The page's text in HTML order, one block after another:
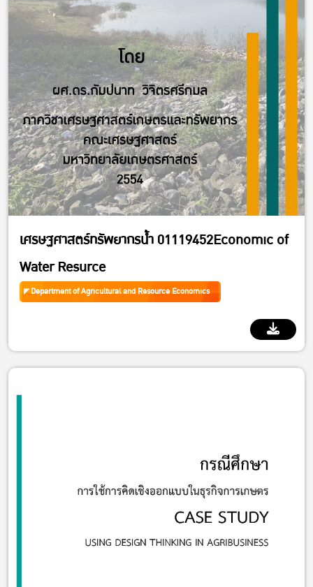
เศรษฐศาสตร์ทรัพยากรน้ำ 01119452Economic of
Water Resurce
Department of Agricultural and Resource Economics